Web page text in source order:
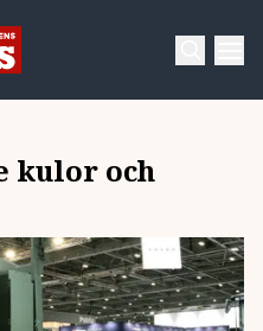
kulor och